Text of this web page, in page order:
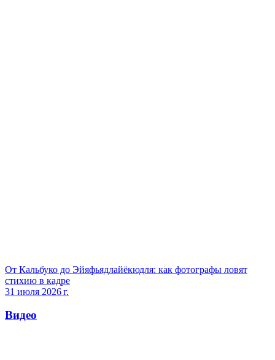
От Кальбуко до Эйяфьядлайёкюдля: как фотографы ловят
стихию в кадре
31 июля 2026 г.
Видео